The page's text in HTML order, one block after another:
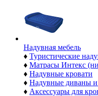
Надувная мебель
♦ Туристические
♦ Матрасы Интекс
♦ Надувные кровати
♦ Надувные диваны и
♦ Аксессуары для